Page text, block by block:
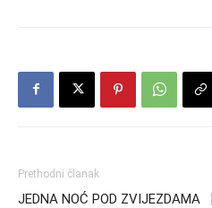
Prethodni članak
JEDNA NOĆ POD ZVIJEZDAMA